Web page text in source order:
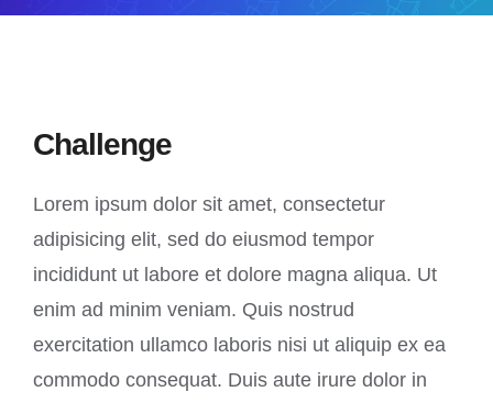
Challenge
Lorem ipsum dolor sit amet, consectetur
adipisicing elit, sed do eiusmod tempor
incididunt ut labore et dolore magna aliqua. Ut
enim ad minim veniam. Quis nostrud
exercitation ullamco laboris nisi ut aliquip ex ea
commodo consequat. Duis aute irure dolor in